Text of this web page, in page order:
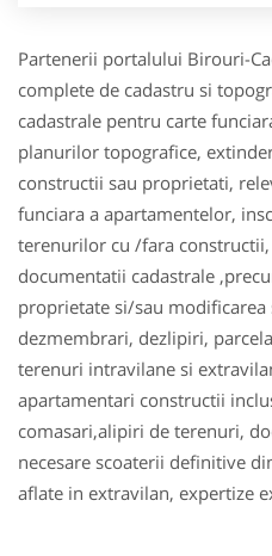
Partenerii portalului Birouri-
complete de cadastru si
cadastrale pentru carte
planurilor topografice,
constructii sau proprietati,
funciara a apartamentelor,
terenurilor cu /fara
documentatii cadastrale
proprietate si/sau
dezmembrari, dezlipiri,
terenuri intravilane si
apartamentari constructii
comasari,alipiri de terenuri,
necesare scoaterii definitive
aflate in extravilan, expertize